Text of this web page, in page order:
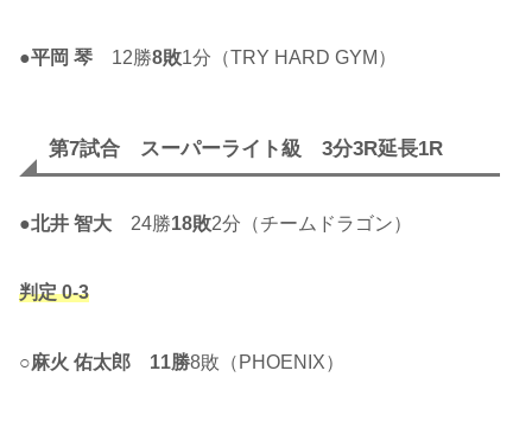
●平岡 琴 12勝8敗1分（TRY HARD GYM）
第7試合 スーパーライト級 3分3R延長1R
●北井 智大 24勝18敗2分（チームドラゴン）
判定 0-3
○麻火 佑太郎 11勝8敗（PHOENIX）